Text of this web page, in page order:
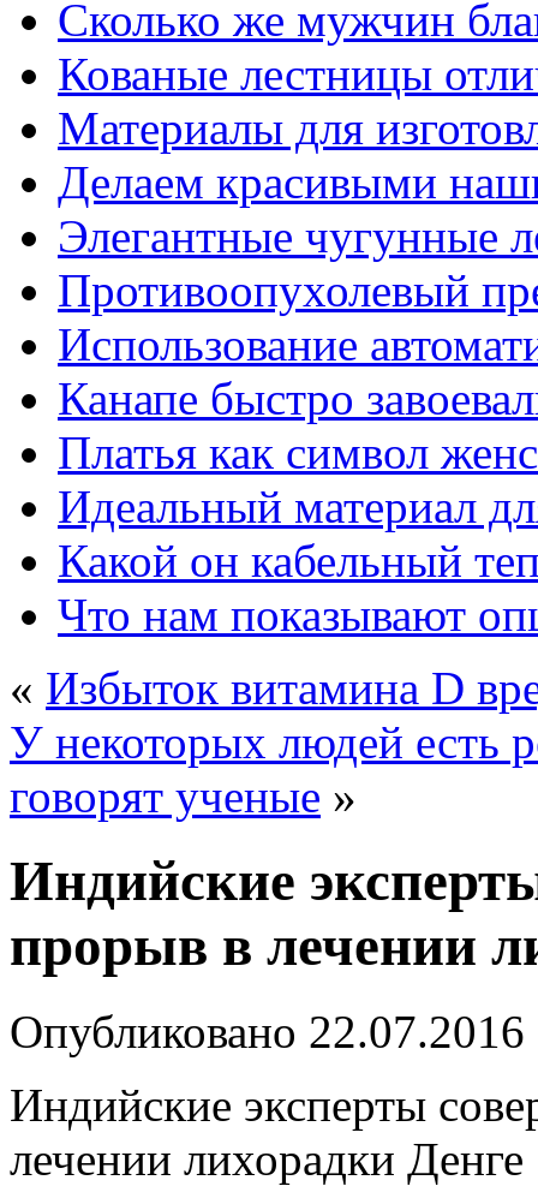
Сколько же мужчин
Кованые лестницы
Материалы для
Делаем красивыми
Элегантные чугунные
Противоопухолевый
Использование
Канапе быстро
Платья как символ
Идеальный материал
Какой он кабельный
Что нам показывают
« Избыток витамина D
У некоторых людей есть
говорят ученые »
Индийские
прорыв в лечении
Опубликовано 22.07.2016
Индийские эксперты
лечении лихорадки Денге